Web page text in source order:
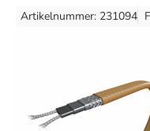
Artikelnummer: 231094